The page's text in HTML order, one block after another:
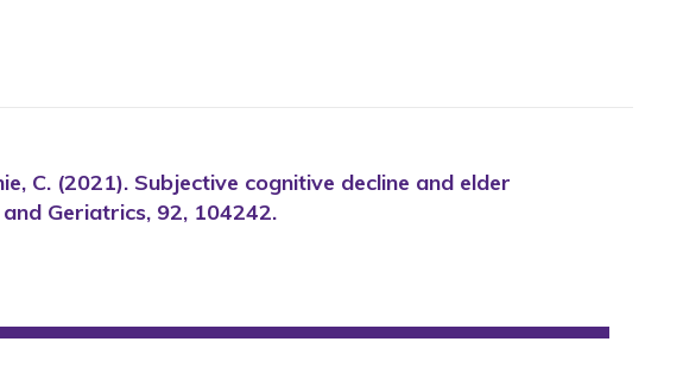
C. (2021). Subjective cognitive decline and elder
Geriatrics, 92, 104242.